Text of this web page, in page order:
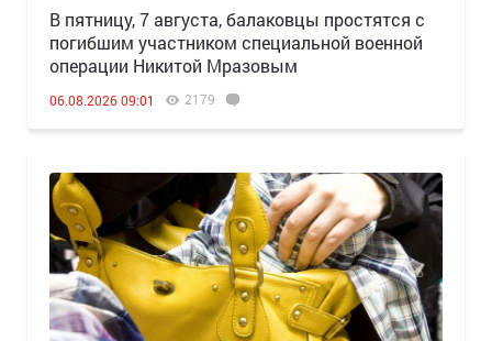
В пятницу, 7 августа, балаковцы простятся с
погибшим участником специальной военной
операции Никитой Мразовым
06.08.2026 09:01 2179